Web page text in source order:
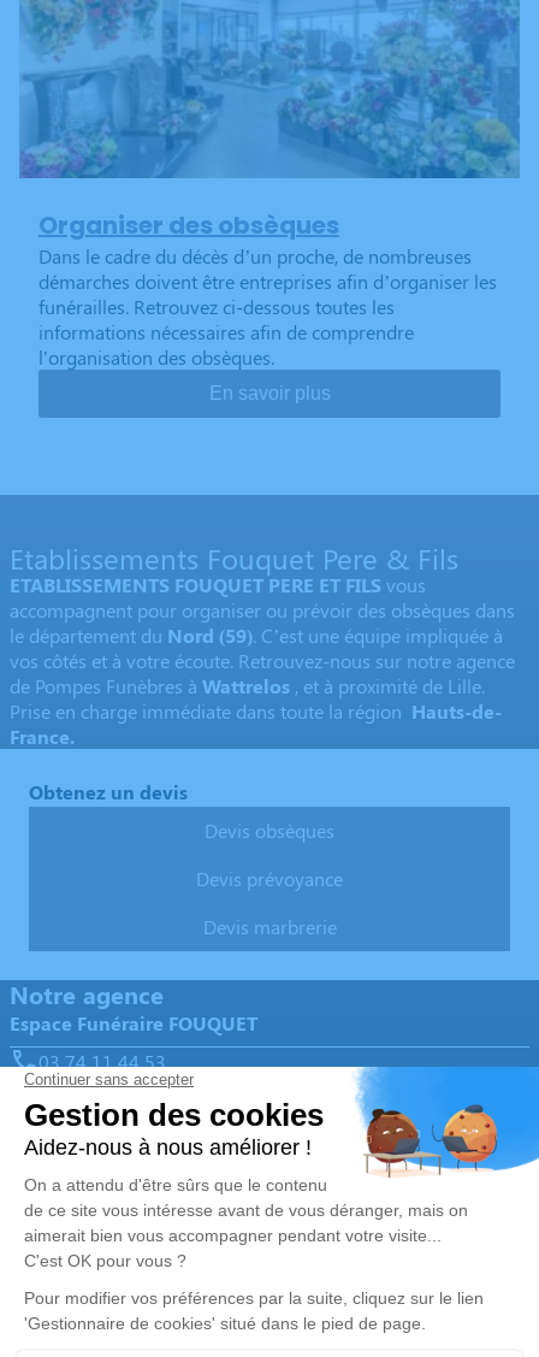
Organiser des obsèques
Dans le cadre du décès d’un proche, de nombreuses
démarches doivent être entreprises afin d’organiser les
funérailles. Retrouvez ci-dessous toutes les
informations nécessaires afin de comprendre
l'organisation des obsèques.
En savoir plus
Etablissements Fouquet Pere & Fils
ETABLISSEMENTS FOUQUET PERE ET FILS vous
accompagnent pour organiser ou prévoir des obsèques dans
le département du Nord (59). C’est une équipe impliquée à
vos côtés et à votre écoute. Retrouvez-nous sur notre agence
de Pompes Funèbres à Wattrelos , et à proximité de Lille.
Prise en charge immédiate dans toute la région Hauts-de-
France.
Obtenez un devis
Devis obsèques
Devis prévoyance
Devis marbrerie
Notre agence
Espace Funéraire FOUQUET
03 74 11 44 53
marbrerie-fouquet@orange.fr
93 Rue François Meriaux - 59150 - Wattrelos
4.8/5 - 239 avis
Nos Services
Organiser des obsèques
Monuments funéraires
Services aux familles
Liens utiles
Avis de décès
Demande de rendez-vous en
Nos réseaux sociaux